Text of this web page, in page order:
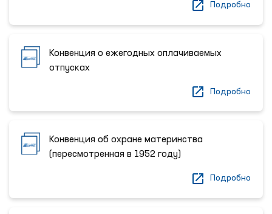
Подробно
Конвенция о ежегодных оплачиваемых
отпусках
Подробно
Конвенция об охране материнства
(пересмотренная в 1952 году)
Подробно